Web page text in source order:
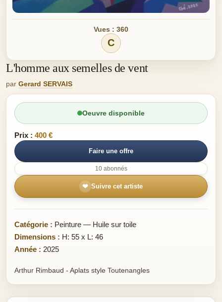
Vues : 360
C
L'homme aux semelles de vent
par Gerard SERVAIS
Oeuvre disponible
Prix : 400 €
Faire une offre
10 abonnés
❤ Suivre cet artiste
Catégorie : Peinture — Huile sur toile
Dimensions : H: 55 x L: 46
Année : 2025
Arthur Rimbaud - Aplats style Toutenangles